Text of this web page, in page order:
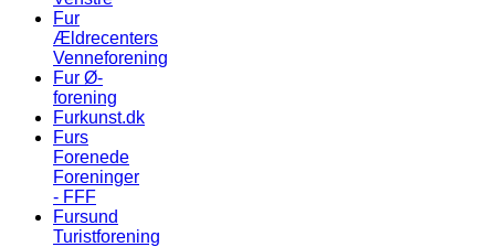
Fur
Ældrecenters
Venneforening
Fur Ø-
forening
Furkunst.dk
Furs
Forenede
Foreninger
- FFF
Fursund
Turistforening